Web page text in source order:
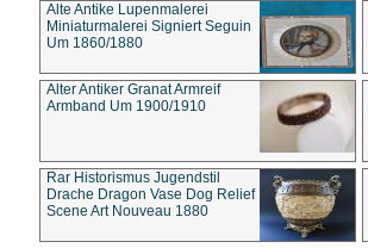
Alte Antike Lupenmalerei
Miniaturmalerei Signiert Seguin
Um 1860/1880
Alter Antiker Granat Armreif
Armband Um 1900/1910
Rar Historismus Jugendstil
Drache Dragon Vase Dog Relief
Scene Art Nouveau 1880